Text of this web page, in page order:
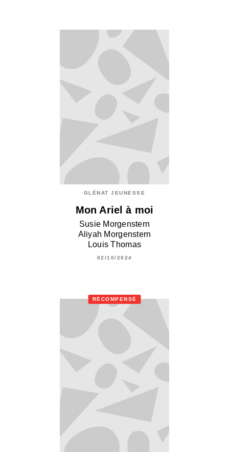
GLÉNAT JEUNESSE
Mon Ariel à moi
Susie Morgenstern
Aliyah Morgenstern
Louis Thomas
02/10/2024
RÉCOMPENSÉ